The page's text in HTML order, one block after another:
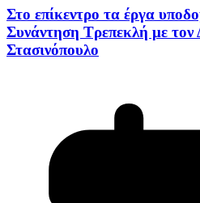
Στο επίκεντρο τα έργα
Συνάντηση Τρεπεκλή με
Στασινόπουλο